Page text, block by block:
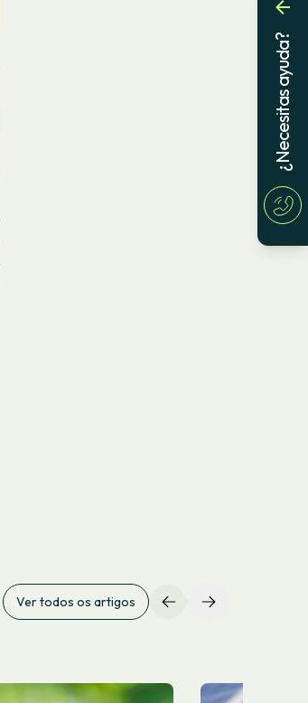
Ver todos os artigos
¿Necesitas ayuda?